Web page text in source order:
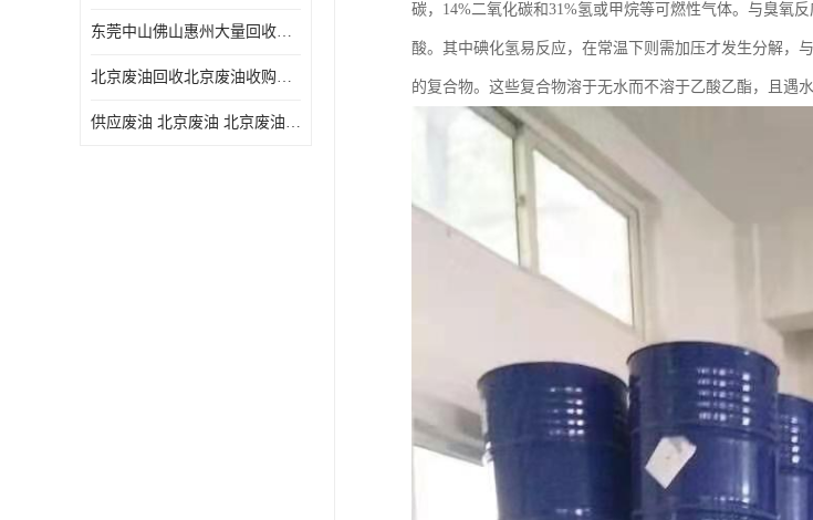
东莞中山佛山惠州大量回收废机油，废液压油，废润滑油，废，废火花机油，废白电油，废，废齿轮油，废白矿油，废变压器油，废燃料油，废切削油
北京废油回收北京废油收购再生注意的事项
供应废油 北京废油 北京废油回收 废油收购
碳，14%二氧化碳和31%氢或甲烷等可燃性气体。与臭氧
酸。其中碘化氢易反应，在常温下则需加压才发生分解，
的复合物。这些复合物溶于无水而不溶于乙酸乙酯，且遇水